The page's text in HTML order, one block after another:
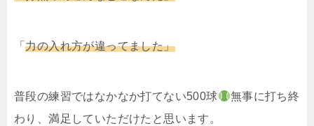
「力の入れ方が違ってました」
普段の練習ではなかなか打てない500球
無事に打ち終
わり、満足していただけたと思います。